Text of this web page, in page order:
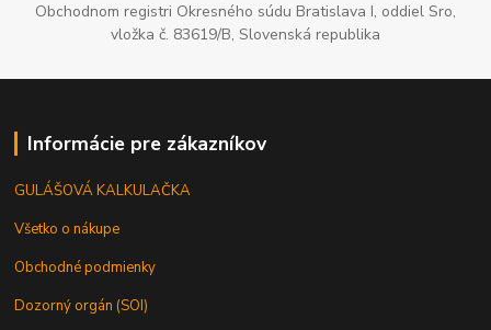
Obchodnom registri Okresného súdu Bratislava I, oddiel Sro,
vložka č. 83619/B, Slovenská republika
Informácie pre zákazníkov
GULÁŠOVÁ KALKULAČKA
Všetko o nákupe
Obchodné podmienky
Dozorný orgán (SOI)